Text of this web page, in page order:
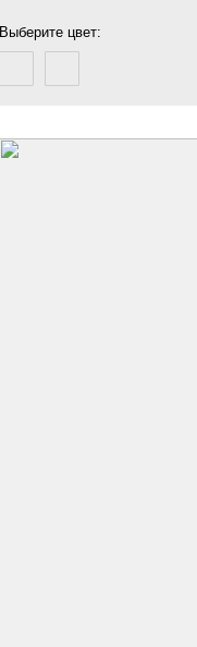
Выберите цвет: